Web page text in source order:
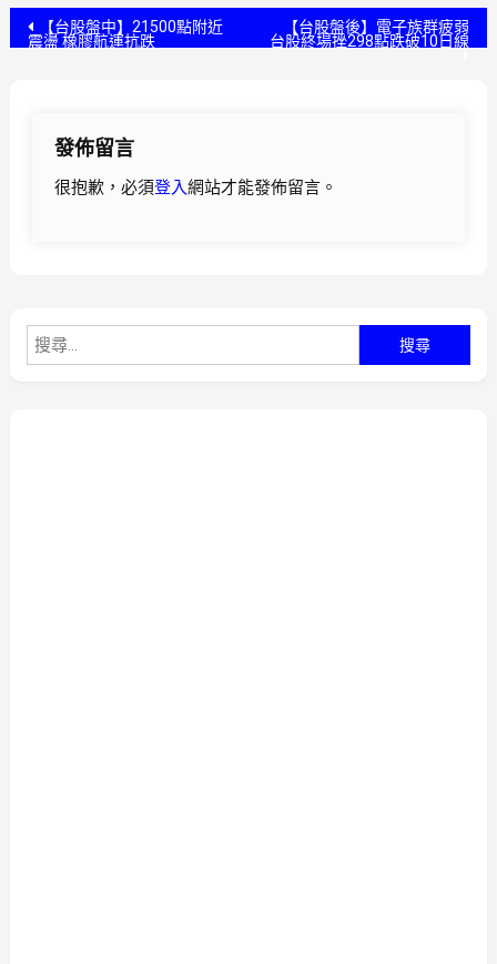
文 【台股盤中】21500點附近
震盪 橡膠航運抗跌
【台股盤後】電子族群疲弱
台股終場挫298點跌破10日線
發佈留言
很抱歉，必須登入網站才能發佈留言。
尋